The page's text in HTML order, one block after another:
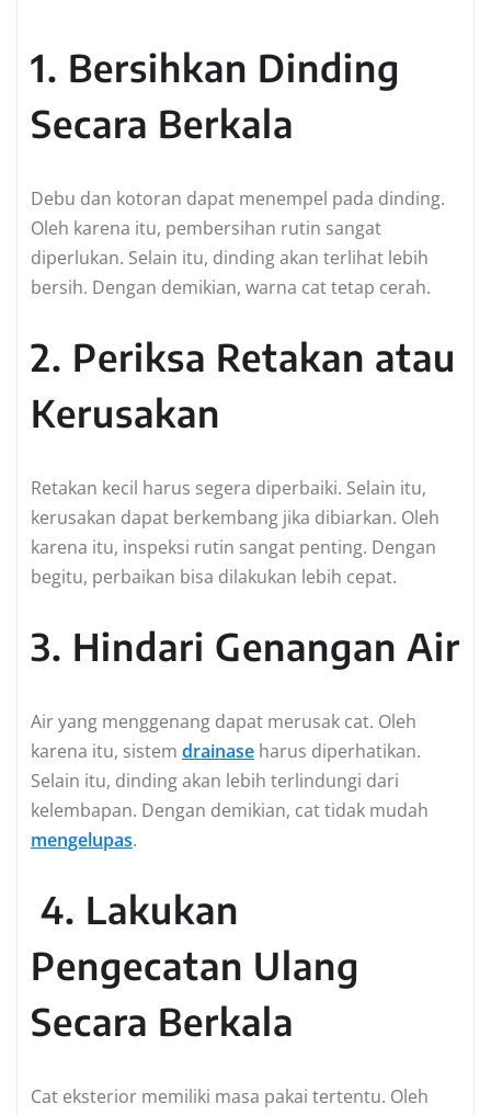
1. Bersihkan Dinding
Secara Berkala
Debu dan kotoran dapat menempel pada dinding.
Oleh karena itu, pembersihan rutin sangat
diperlukan. Selain itu, dinding akan terlihat lebih
bersih. Dengan demikian, warna cat tetap cerah.
2. Periksa Retakan atau
Kerusakan
Retakan kecil harus segera diperbaiki. Selain itu,
kerusakan dapat berkembang jika dibiarkan. Oleh
karena itu, inspeksi rutin sangat penting. Dengan
begitu, perbaikan bisa dilakukan lebih cepat.
3. Hindari Genangan Air
Air yang menggenang dapat merusak cat. Oleh
karena itu, sistem drainase harus diperhatikan.
Selain itu, dinding akan lebih terlindungi dari
kelembapan. Dengan demikian, cat tidak mudah
mengelupas.
4. Lakukan
Pengecatan Ulang
Secara Berkala
Cat eksterior memiliki masa pakai tertentu. Oleh